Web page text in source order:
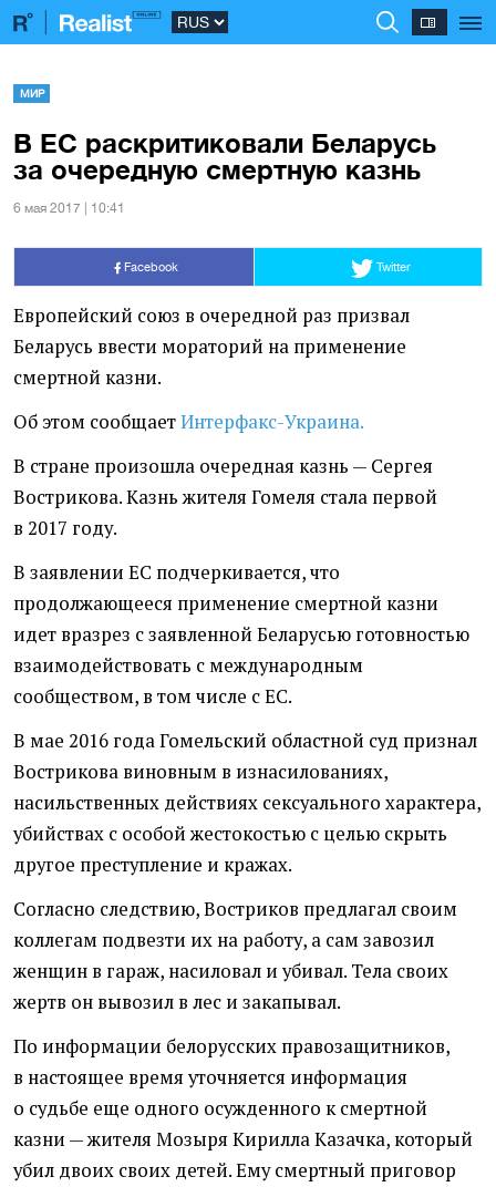
МИР
В ЕС раскритиковали Беларусь
за очередную смертную казнь
6 мая 2017 | 10:41
Facebook Twitter
Европейский союз в очередной раз призвал
Беларусь ввести мораторий на применение
смертной казни.
Об этом сообщаетИнтерфакс-Украина.
В стране произошла очередная казнь — Сергея
Вострикова. Казнь жителя Гомеля стала первой
в 2017 году.
В заявлении ЕС подчеркивается, что
продолжающееся применение смертной казни
идет вразрез с заявленной Беларусью готовностью
взаимодействовать с международным
сообществом, в том числе с ЕС.
В мае 2016 года Гомельский областной суд признал
Вострикова виновным в изнасилованиях,
насильственных действиях сексуального характера,
убийствах с особой жестокостью с целью скрыть
другое преступление и кражах.
Согласно следствию, Востриков предлагал своим
коллегам подвезти их на работу, а сам завозил
женщин в гараж, насиловал и убивал. Тела своих
жертв он вывозил в лес и закапывал.
По информации белорусских правозащитников,
в настоящее время уточняется информация
о судьбе еще одного осужденного к смертной
казни — жителя Мозыря Кирилла Казачка, который
убил двоих своих детей. Ему смертный приговор